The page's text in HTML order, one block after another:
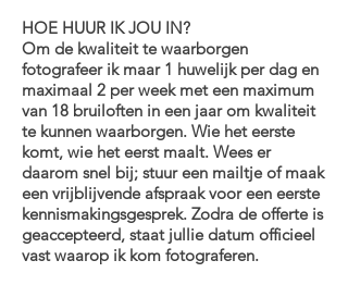
HOE HUUR IK JOU IN?
Om de kwaliteit te waarborgen
fotografeer ik maar 1 huwelijk per dag en
maximaal 2 per week met een maximum
van 18 bruiloften in een jaar om kwaliteit
te kunnen waarborgen. Wie het eerste
komt, wie het eerst maalt. Wees er
daarom snel bij; stuur een mailtje of maak
een vrijblijvende afspraak voor een eerste
kennismakingsgesprek. Zodra de offerte is
geaccepteerd, staat jullie datum officieel
vast waarop ik kom fotograferen.